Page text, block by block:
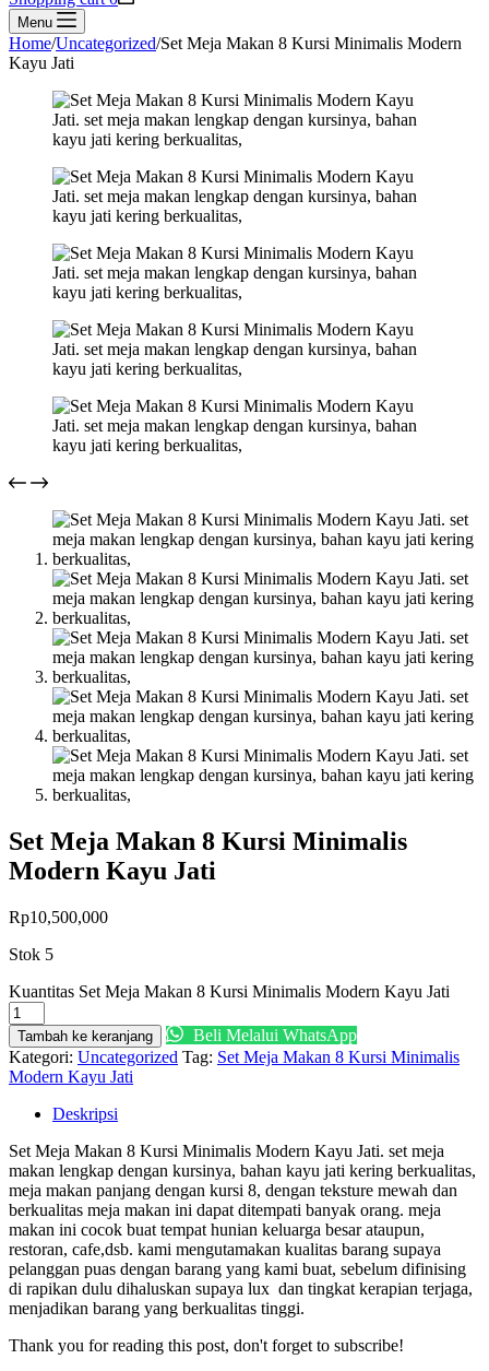
Menu
Home/Uncategorized/Set Meja Makan 8 Kursi Minimalis Modern
Kayu Jati
Set Meja Makan 8 Kursi Minimalis
Modern Kayu Jati
Rp10,500,000
Stok 5
Kuantitas Set Meja Makan 8 Kursi Minimalis Modern Kayu Jati
Tambah ke keranjang
Beli Melalui WhatsApp
Kategori: Uncategorized Tag: Set Meja Makan 8 Kursi Minimalis
Modern Kayu Jati
Deskripsi
Set Meja Makan 8 Kursi Minimalis Modern Kayu Jati. set meja
makan lengkap dengan kursinya, bahan kayu jati kering berkualitas,
meja makan panjang dengan kursi 8, dengan teksture mewah dan
berkualitas meja makan ini dapat ditempati banyak orang. meja
makan ini cocok buat tempat hunian keluarga besar ataupun,
restoran, cafe,dsb. kami mengutamakan kualitas barang supaya
pelanggan puas dengan barang yang kami buat, sebelum difinising
di rapikan dulu dihaluskan supaya lux dan tingkat kerapian terjaga,
menjadikan barang yang berkualitas tinggi.
Thank you for reading this post, don't forget to subscribe!